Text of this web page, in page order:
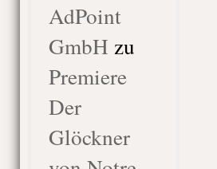
AdPoint
GmbH zu
Premiere
Der
Glöckner